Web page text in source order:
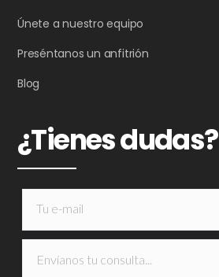
Únete a nuestro equipo
Preséntanos un anfitrión
Blog
¿Tienes dudas?